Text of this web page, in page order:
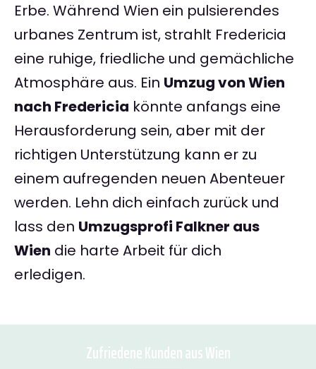
Erbe. Während Wien ein pulsierendes
urbanes Zentrum ist, strahlt Fredericia
eine ruhige, friedliche und gemächliche
Atmosphäre aus. Ein Umzug von Wien
nach Fredericia könnte anfangs eine
Herausforderung sein, aber mit der
richtigen Unterstützung kann er zu
einem aufregenden neuen Abenteuer
werden. Lehn dich einfach zurück und
lass den Umzugsprofi Falkner aus
Wien die harte Arbeit für dich
erledigen.
Zufriedene Kunden aus Wien